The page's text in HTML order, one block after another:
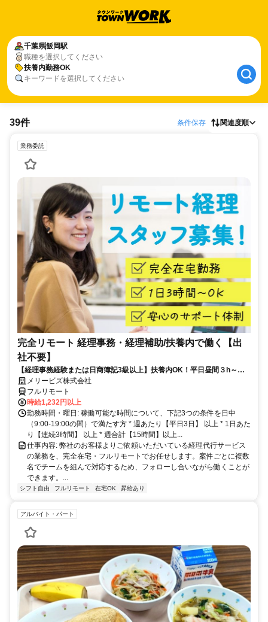
千葉県飯岡駅
職種を選択してください
扶養内勤務OK
キーワードを選択してください
39件 条件保存 関連度順
業務委託
完全リモート 経理事務・経理補助/扶養内で働く【出
社不要】
【経理事務経験または日商簿記3級以上】扶養内OK！平日昼間３h～。
完全在宅で育児・介護中の方も大歓迎♪
メリービズ株式会社
フルリモート
時給1,232円以上
勤務時間・曜日: 稼働可能な時間について、下記3つの条件を日中
（9:00-19:00の間）で満たす方 * 週あたり【平日3日】 以上 * 1日あた
り【連続3時間】 以上 * 週合計【15時間】以上...
仕事内容: 弊社のお客様よりご依頼いただいている経理代行サービス
の業務を、完全在宅・フルリモートでお任せします。案件ごとに複数
名でチームを組んで対応するため、フォローし合いながら働くことが
できます。...
シフト自由 フルリモート 在宅OK 昇給あり
アルバイト・パート